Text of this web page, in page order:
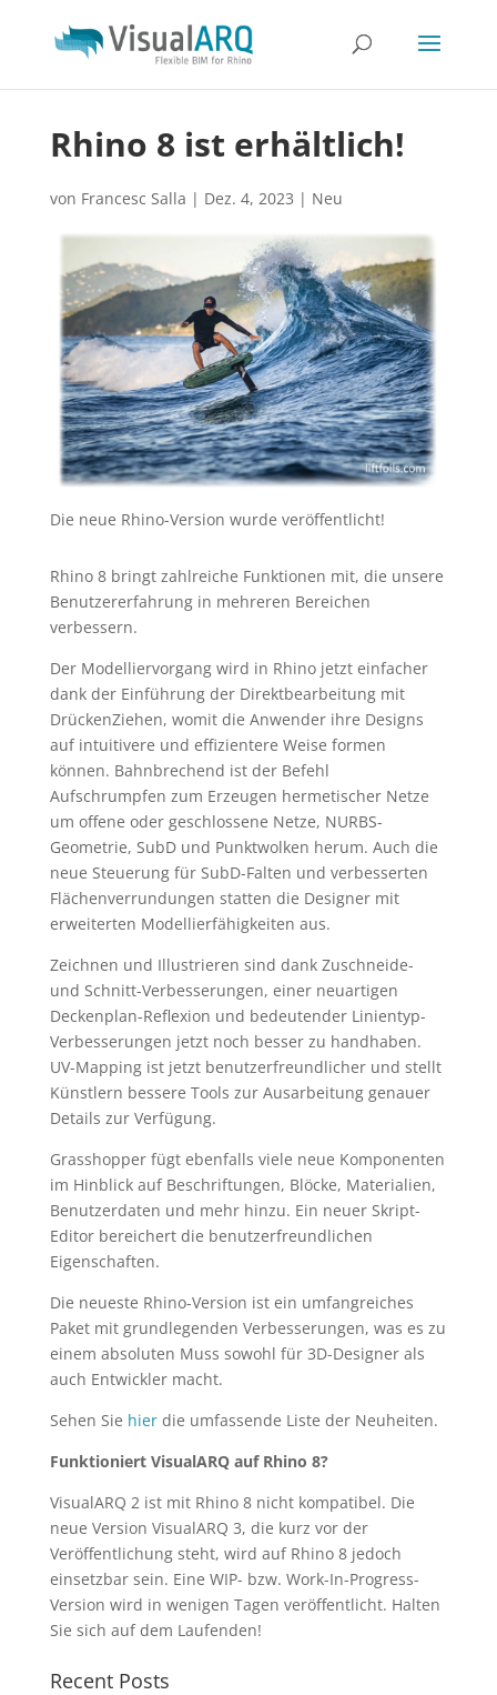
Rhino 8 ist erhältlich!
von Francesc Salla | Dez. 4, 2023 | Neu
Die neue Rhino-Version wurde veröffentlicht!
Rhino 8 bringt zahlreiche Funktionen mit, die unsere
Benutzererfahrung in mehreren Bereichen
verbessern.
Der Modelliervorgang wird in Rhino jetzt einfacher
dank der Einführung der Direktbearbeitung mit
DrückenZiehen, womit die Anwender ihre Designs
auf intuitivere und effizientere Weise formen
können. Bahnbrechend ist der Befehl
Aufschrumpfen zum Erzeugen hermetischer Netze
um offene oder geschlossene Netze, NURBS-
Geometrie, SubD und Punktwolken herum. Auch die
neue Steuerung für SubD-Falten und verbesserten
Flächenverrundungen statten die Designer mit
erweiterten Modellierfähigkeiten aus.
Zeichnen und Illustrieren sind dank Zuschneide-
und Schnitt-Verbesserungen, einer neuartigen
Deckenplan-Reflexion und bedeutender Linientyp-
Verbesserungen jetzt noch besser zu handhaben.
UV-Mapping ist jetzt benutzerfreundlicher und stellt
Künstlern bessere Tools zur Ausarbeitung genauer
Details zur Verfügung.
Grasshopper fügt ebenfalls viele neue Komponenten
im Hinblick auf Beschriftungen, Blöcke, Materialien,
Benutzerdaten und mehr hinzu. Ein neuer Skript-
Editor bereichert die benutzerfreundlichen
Eigenschaften.
Die neueste Rhino-Version ist ein umfangreiches
Paket mit grundlegenden Verbesserungen, was es zu
einem absoluten Muss sowohl für 3D-Designer als
auch Entwickler macht.
Sehen Sie hierdie umfassende Liste der Neuheiten.
Funktioniert VisualARQ auf Rhino 8?
VisualARQ 2 ist mit Rhino 8 nicht kompatibel. Die
neue Version VisualARQ 3, die kurz vor der
Veröffentlichung steht, wird auf Rhino 8 jedoch
einsetzbar sein. Eine WIP- bzw. Work-In-Progress-
Version wird in wenigen Tagen veröffentlicht. Halten
Sie sich auf dem Laufenden!
Recent Posts